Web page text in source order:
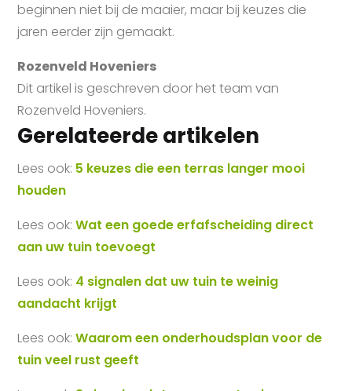
beginnen niet bij de maaier, maar bij keuzes die
jaren eerder zijn gemaakt.
Rozenveld Hoveniers
Dit artikel is geschreven door het team van
Rozenveld Hoveniers.
Gerelateerde artikelen
Lees ook: 5 keuzes die een terras langer mooi
houden
Lees ook:Wat een goede erfafscheiding direct
aan uw tuin toevoegt
Lees ook: 4 signalen dat uw tuin te weinig
aandacht krijgt
Lees ook:Waarom een onderhoudsplan voor de
tuin veel rust geeft